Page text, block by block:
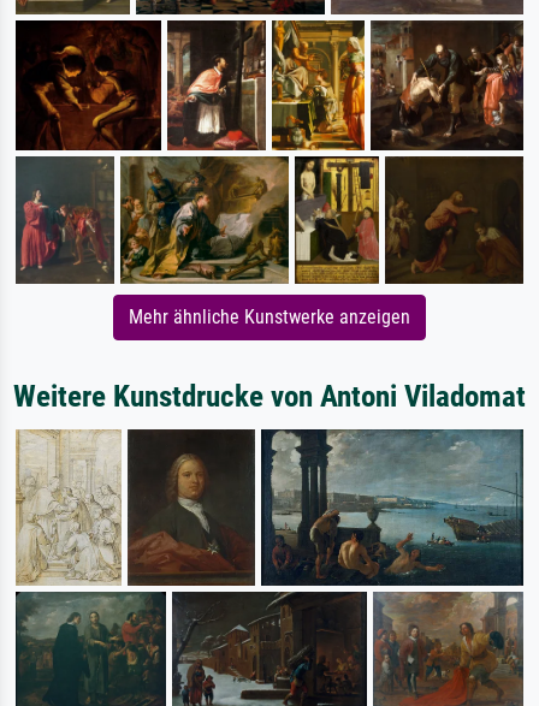
Mehr ähnliche Kunstwerke anzeigen
Weitere Kunstdrucke von Antoni Viladomat